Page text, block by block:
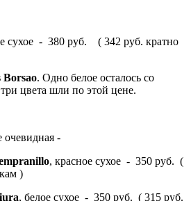
сухое - 380 руб. ( 342 руб. кратно
Borsao. Одно белое осталось со
цвета шли по этой цене.
-
, красное сухое - 350 руб. (
)
, белое сухое - 350 руб. ( 315 руб.